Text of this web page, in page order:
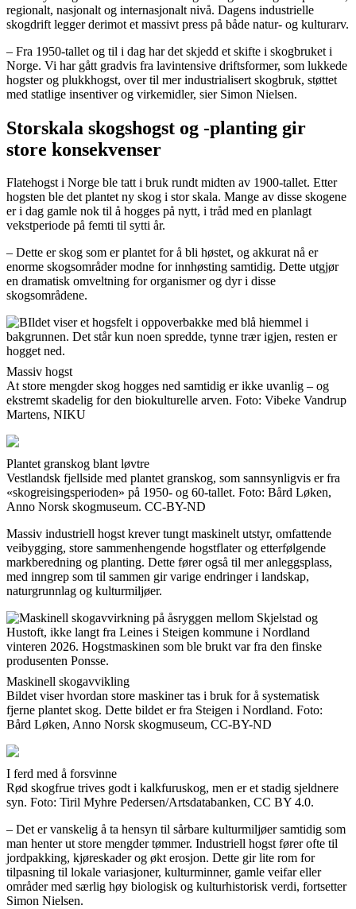
regionalt, nasjonalt og internasjonalt nivå. Dagens industrielle
skogdrift legger derimot et massivt press på både natur- og kulturarv.
– Fra 1950-tallet og til i dag har det skjedd et skifte i skogbruket i
Norge. Vi har gått gradvis fra lavintensive driftsformer, som lukkede
hogster og plukkhogst, over til mer industrialisert skogbruk, støttet
med statlige insentiver og virkemidler, sier Simon Nielsen.
Storskala skogshogst og -planting gir
store konsekvenser
Flatehogst i Norge ble tatt i bruk rundt midten av 1900-tallet. Etter
hogsten ble det plantet ny skog i stor skala. Mange av disse skogene
er i dag gamle nok til å hogges på nytt, i tråd med en planlagt
vekstperiode på femti til sytti år.
– Dette er skog som er plantet for å bli høstet, og akkurat nå er
enorme skogsområder modne for innhøsting samtidig. Dette utgjør
en dramatisk omveltning for organismer og dyr i disse
skogsområdene.
Massiv hogst
At store mengder skog hogges ned samtidig er ikke uvanlig – og
ekstremt skadelig for den biokulturelle arven. Foto: Vibeke Vandrup
Martens, NIKU
Plantet granskog blant løvtre
Vestlandsk fjellside med plantet granskog, som sannsynligvis er fra
«skogreisingsperioden» på 1950- og 60-tallet. Foto: Bård Løken,
Anno Norsk skogmuseum. CC-BY-ND
Massiv industriell hogst krever tungt maskinelt utstyr, omfattende
veibygging, store sammenhengende hogstflater og etterfølgende
markberedning og planting. Dette fører også til mer anleggsplass,
med inngrep som til sammen gir varige endringer i landskap,
naturgrunnlag og kulturmiljøer.
Maskinell skogavvikling
Bildet viser hvordan store maskiner tas i bruk for å systematisk
fjerne plantet skog. Dette bildet er fra Steigen i Nordland. Foto:
Bård Løken, Anno Norsk skogmuseum, CC-BY-ND
I ferd med å forsvinne
Rød skogfrue trives godt i kalkfuruskog, men er et stadig sjeldnere
syn. Foto: Tiril Myhre Pedersen/Artsdatabanken, CC BY 4.0.
– Det er vanskelig å ta hensyn til sårbare kulturmiljøer samtidig som
man henter ut store mengder tømmer. Industriell hogst fører ofte til
jordpakking, kjøreskader og økt erosjon. Dette gir lite rom for
tilpasning til lokale variasjoner, kulturminner, gamle veifar eller
områder med særlig høy biologisk og kulturhistorisk verdi, fortsetter
Simon Nielsen.